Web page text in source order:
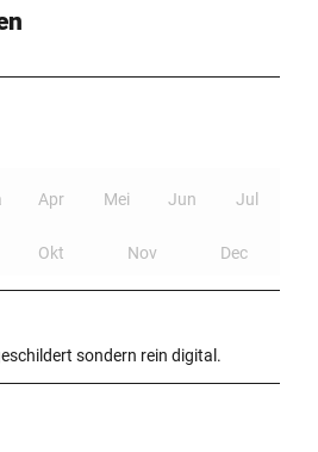
Apr Mei Jun Jul
Okt Nov Dec
sondern rein digital.